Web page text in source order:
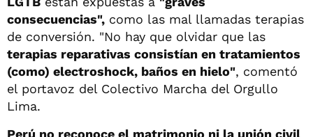
consecuencias", como las mal llamadas terapias
de conversión. "No hay que olvidar que las
terapias reparativas consistían en tratamientos
(como) electroshock, baños en hielo", comentó
el portavoz del Colectivo Marcha del Orgullo
Lima.